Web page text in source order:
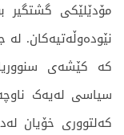
مۆدێلێکی گشتگیر
نێودەوڵەتیەکان.
کە کێشەی
سیاسی لەیەک
کەلتووری خۆیان